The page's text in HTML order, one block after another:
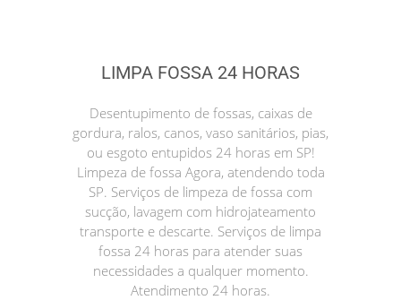
LIMPA FOSSA 24 HORAS
Desentupimento de fossas, caixas de
gordura, ralos, canos, vaso sanitários, pias,
ou esgoto entupidos 24 horas em SP!
Limpeza de fossa Agora, atendendo toda
SP. Serviços de limpeza de fossa com
sucção, lavagem com hidrojateamento
transporte e descarte. Serviços de limpa
fossa 24 horas para atender suas
necessidades a qualquer momento.
Atendimento 24 horas.